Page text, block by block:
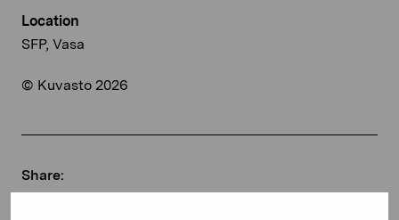
Location
SFP, Vasa
© Kuvasto 2026
Share: